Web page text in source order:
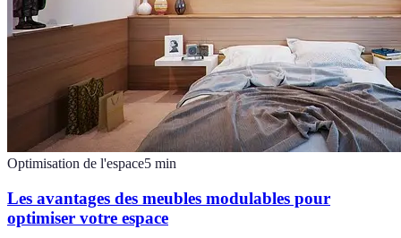
Optimisation de l'espace5 min
Les avantages des meubles modulables pour
optimiser votre espace